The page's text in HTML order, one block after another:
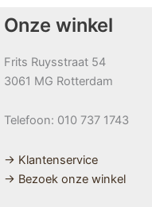
Onze winkel
Frits Ruysstraat 54
3061 MG Rotterdam
Telefoon: 010 737 1743
→ Klantenservice
→ Bezoek onze winkel